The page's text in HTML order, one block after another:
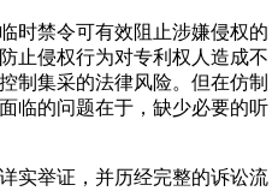
时禁令可有效阻止涉嫌侵权的
止侵权行为对专利权人造成不
制集采的法律风险。但在仿制
临的问题在于，缺少必要的听
实举证，并历经完整的诉讼流